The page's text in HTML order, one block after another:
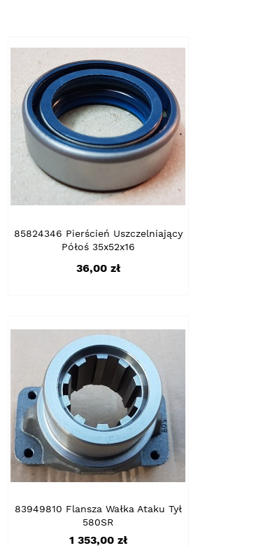
85824346 Pierścień Uszczelniający
Półoś 35x52x16
Cena
36,00 zł
83949810 Flansza Wałka Ataku Tył
580SR
Cena
1 353,00 zł